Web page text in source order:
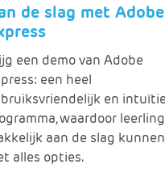
de slag met Adobe
een demo van Adobe
een heel
en
waardoor
aan de slag kunnen
alles opties.